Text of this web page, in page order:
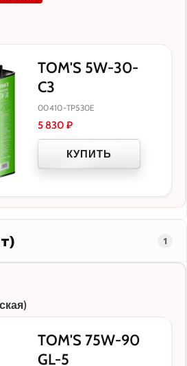
TOM'S 5W-30-
C3
00410-TP530E
5 830 ₽
КУПИТЬ
1
TOM'S 75W-90
GL-5